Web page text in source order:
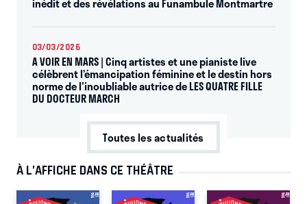
03/03/2026
A VOIR EN MARS | Cinq artistes et une pianiste live
célèbrent l’émancipation féminine et le destin hors
norme de l'inoubliable autrice de LES QUATRE FILLE
DU DOCTEUR MARCH
Toutes les actualités
À L’AFFICHE DANS CE THÉÂTRE